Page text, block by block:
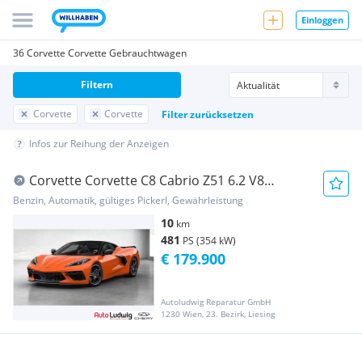
Einloggen
36 Corvette Corvette Gebrauchtwagen
Corvette Corvette Filter zurücksetzen
Filtern
Infos zur Reihung der Anzeigen
Corvette Corvette C8 Cabrio Z51 6.2 V8
Europamodell jetz...
Benzin, Automatik, gültiges Pickerl, Gewährleistung
10 km
481 PS (354 kW)
Autoludwig Reparatur GmbH
1230 Wien, 23. Bezirk, Liesing
€ 179.900